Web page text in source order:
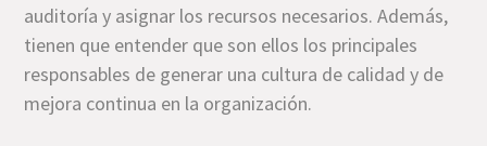
auditoría y asignar los recursos necesarios. Además,
tienen que entender que son ellos los principales
responsables de generar una cultura de calidad y de
mejora continua en la organización.